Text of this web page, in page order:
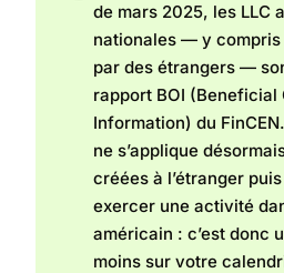
de mars 2025, les LLC
nationales — y
par des étrangers —
rapport BOI (Beneficial
Information) du
ne s’applique
créées à l’étranger
exercer une activité
américain : c’est donc
moins sur votre